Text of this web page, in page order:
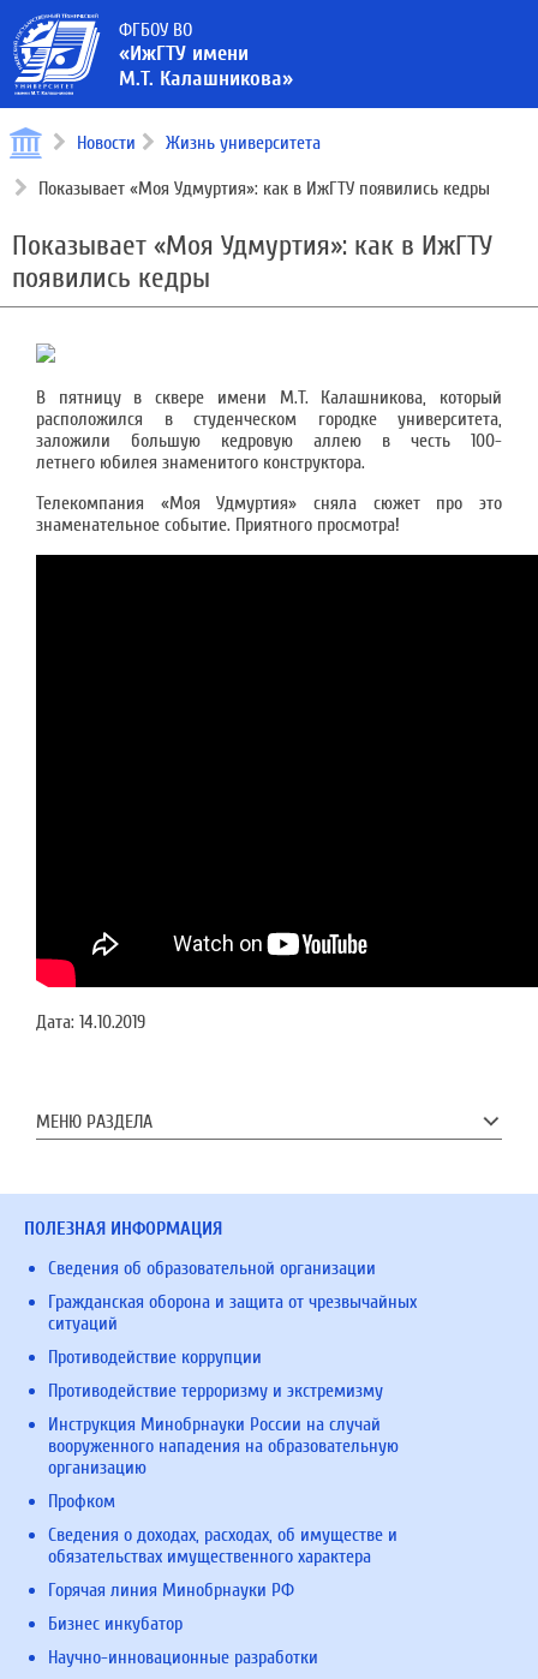
ФГБОУ ВО
«ИжГТУ имени
М.Т. Калашникова»
Новости Жизнь университета
Показывает «Моя Удмуртия»: как в ИжГТУ появились кедры
Показывает «Моя Удмуртия»: как в ИжГТУ
появились кедры
В пятницу в сквере имени М.Т. Калашникова, который
расположился в студенческом городке университета,
заложили большую кедровую аллею в честь 100-
летнего юбилея знаменитого конструктора.
Телекомпания «Моя Удмуртия» сняла сюжет про это
знаменательное событие. Приятного просмотра!
Дата: 14.10.2019
МЕНЮ РАЗДЕЛА
ПОЛЕЗНАЯ ИНФОРМАЦИЯ
Сведения об образовательной организации
Гражданская оборона и защита от чрезвычайных
ситуаций
Противодействие коррупции
Противодействие терроризму и экстремизму
Инструкция Минобрнауки России на случай
вооруженного нападения на образовательную
организацию
Профком
Сведения о доходах, расходах, об имуществе и
обязательствах имущественного характера
Горячая линия Минобрнауки РФ
Бизнес инкубатор
Научно-инновационные разработки